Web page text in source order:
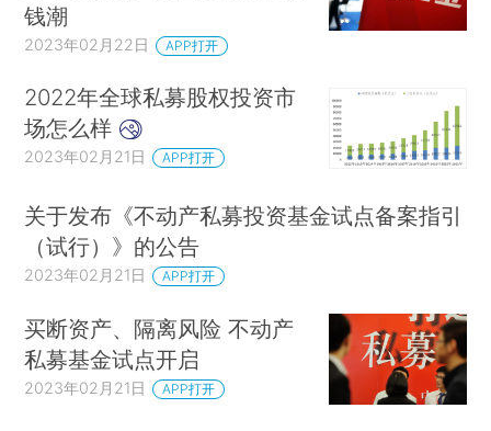
钱潮
2023年02月22日 APP打开
2022年全球私募股权投资市
场怎么样
2023年02月21日 APP打开
关于发布《不动产私募投资基金试点备案指引
（试行）》的公告
2023年02月21日 APP打开
买断资产、隔离风险 不动产
私募基金试点开启
2023年02月21日 APP打开